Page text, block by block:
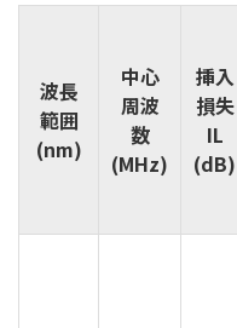
波長
範囲
(nm)
中心
周波
数
(MHz)
挿入
損失
IL
(dB)